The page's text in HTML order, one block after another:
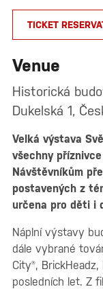
TICKET
Venue
Historická
Dukelská 1,
Velká výstava
všechny
Návštěvníkům
postavených z
určena pro děti i
Náplní výstavy
dále vybrané
City®,
posledních let. Z